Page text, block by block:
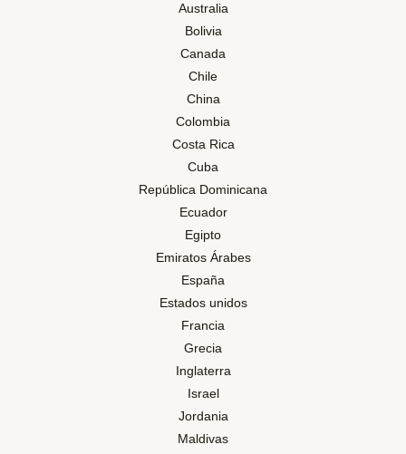
Australia
Bolivia
Canada
Chile
China
Colombia
Costa Rica
Cuba
República Dominicana
Ecuador
Egipto
Emiratos Árabes
España
Estados unidos
Francia
Grecia
Inglaterra
Israel
Jordania
Maldivas